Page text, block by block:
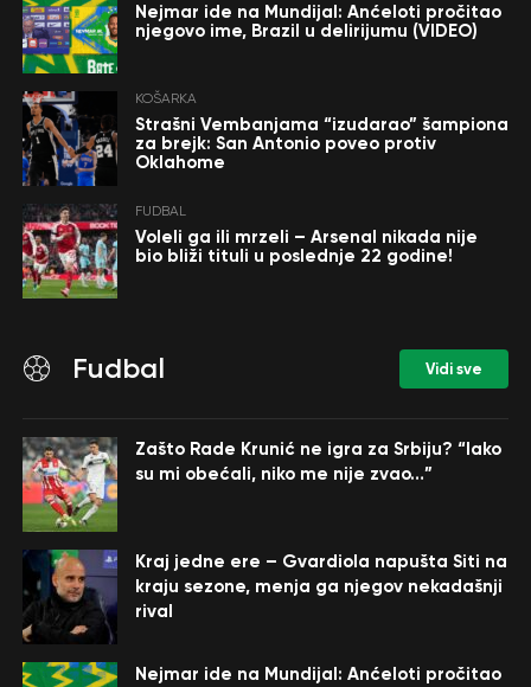
Nejmar ide na Mundijal: Anćeloti pročitao
njegovo ime, Brazil u delirijumu (VIDEO)
KOŠARKA
Strašni Vembanjama “izudarao” šampiona
za brejk: San Antonio poveo protiv
Oklahome
FUDBAL
Voleli ga ili mrzeli – Arsenal nikada nije
bio bliži tituli u poslednje 22 godine!
Fudbal Vidi sve
Zašto Rade Krunić ne igra za Srbiju? “Iako
su mi obećali, niko me nije zvao…”
Kraj jedne ere – Gvardiola napušta Siti na
kraju sezone, menja ga njegov nekadašnji
rival
Nejmar ide na Mundijal: Anćeloti pročitao